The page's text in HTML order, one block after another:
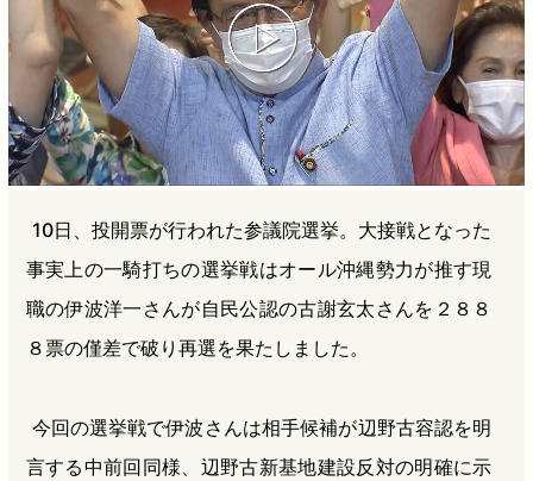
k
10日、投開票が行われた参議院選挙。大接戦となった
事実上の一騎打ちの選挙戦はオール沖縄勢力が推す現
職の伊波洋一さんが自民公認の古謝玄太さんを２８８
８票の僅差で破り再選を果たしました。
今回の選挙戦で伊波さんは相手候補が辺野古容認を明
言する中前回同様、辺野古新基地建設反対の明確に示